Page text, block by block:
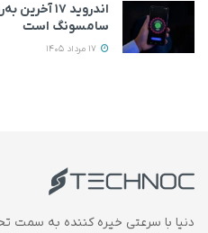
اندروید ۱۷
سامسونگ است
دنیا با سرعتی خیره کننده به سمت